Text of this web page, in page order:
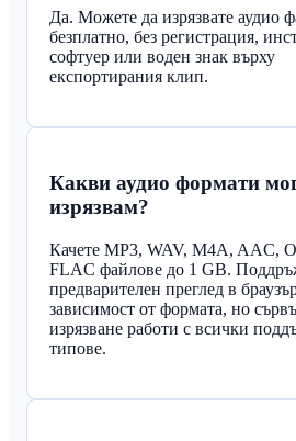
Да. Можете да изрязвате аудио
безплатно, без регистрация,
софтуер или воден знак върху
експортирания клип.
Какви аудио формати
изрязвам?
Качете MP3, WAV, M4A, AAC,
FLAC файлове до 1 GB.
предварителен преглед в
зависимост от формата, но
изрязване работи с всички
типове.